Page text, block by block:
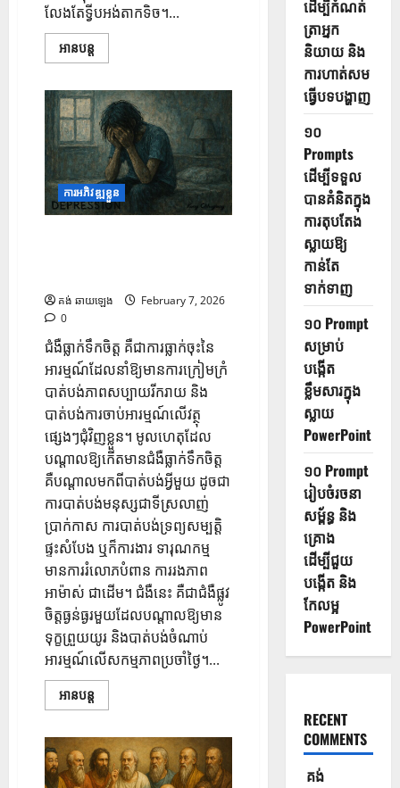
លែងតែទ្វីបអង់តាកទិច។...
អានបន្ត
ការអភិវឌ្ឍខ្លួន
គង់ ឆាយឡេង
February 7, 2026
0
ជំងឺធ្លាក់ទឹកចិត្ត គឺជាការធ្លាក់ចុះនៃ
អារម្មណ៍ដែលនាំឱ្យមានការក្រៀមក្រំ​
បាត់បង់ភាពសប្បាយរីករាយ និង
បាត់បង់ការចាប់អារម្មណ៍លើវត្ថុ
ផ្សេងៗជុំវិញខ្លួន។ មូលហេតុដែល
បណ្តាលឱ្យកើតមានជំងឺធ្លាក់ទឹកចិត្ត
គឺបណ្តាលមកពីបាត់បង់អ្វីមួយ ដូចជា
ការបាត់បង់មនុស្សជាទីស្រលាញ់
ប្រាក់កាស ការបាត់បង់ទ្រព្យសម្បត្តិ
ផ្ទះសំបែង ឬក៏ការងារ ទារុណកម្ម
មានការរំលោភបំពាន ការរងភាព
អាម៉ាស់ ជាដើម។ ជំងឺនេះ គឺជាជំងឺផ្លូវ
ចិត្តធ្ងន់ធ្ងរមួយដែលបណ្តាលឱ្យមាន
ទុក្ខព្រួយយូរ និងបាត់បង់ចំណាប់
អារម្មណ៍លើសកម្មភាពប្រចាំថ្ងៃ។...
អានបន្ត
ដើម្បីកំណត់
ត្រាអ្នក
និយាយ និង
ការហាត់សម
ធ្វើបទបង្ហាញ
១០
Prompts
ដើម្បីទទួល
បានគំនិតក្នុង
ការតុបតែង
ស្លាយឱ្យ
កាន់តែ
ទាក់ទាញ
១០ Prompt
សម្រាប់
បង្កើត
ខ្លឹមសារក្នុង
ស្លាយ
PowerPoint
១០ Prompt
រៀបចំរចនា
សម្ព័ន្ធ និង
គ្រោង
ដើម្បីជួយ
បង្កើត និង
កែលម្អ
PowerPoint
RECENT
COMMENTS
គង់